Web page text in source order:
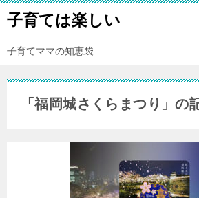
子育ては楽しい
子育てママの知恵袋
「福岡城さくらまつり」の